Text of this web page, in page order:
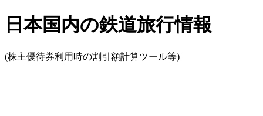
日本国内の鉄道旅行情報
(株主優待券利用時の割引額計算ツール等)